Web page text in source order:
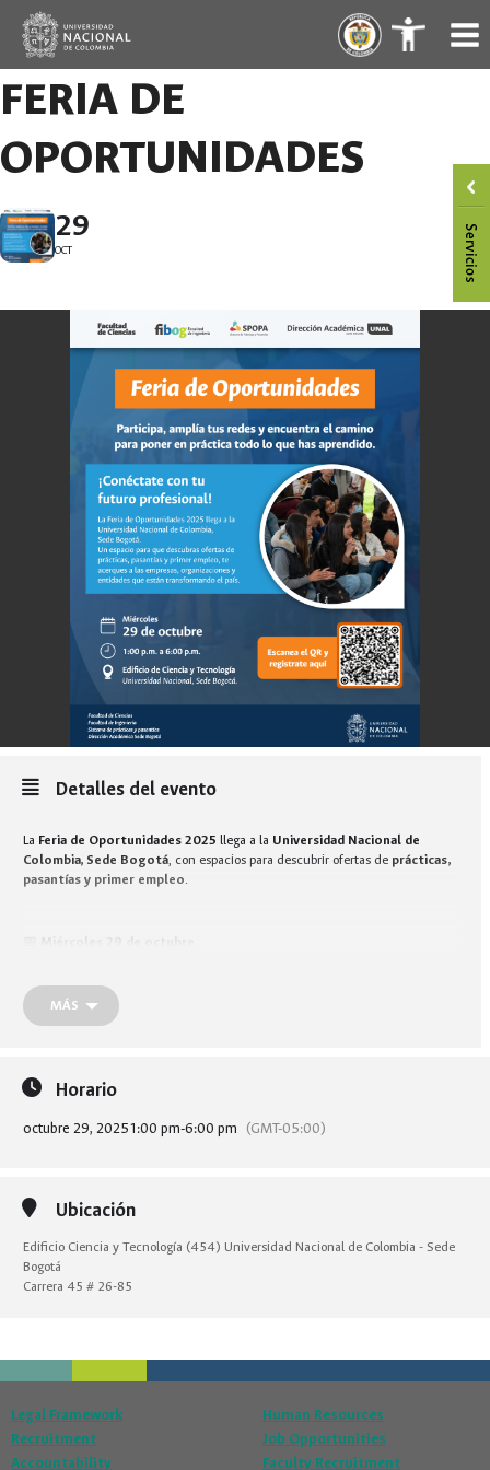
content
. .
FERIA DE
OPORTUNIDADES
29
OCT
Detalles del evento
La Feria de Oportunidades 2025 llega a la Universidad Nacional de
Colombia, Sede Bogotá, con espacios para descubrir ofertas de prácticas,
pasantías y primer empleo.
Sigue la transmisión en vivo
MÁS
Horario
octubre 29, 20251:00 pm-6:00 pm (GMT-05:00)
Ubicación
Edificio Ciencia y Tecnología (454) Universidad Nacional de Colombia - Sede
Bogotá
Carrera 45 # 26-85
Legal Framework
Recruitment
Accountability
Human Resources
Job Opportunities
Faculty Recruitment